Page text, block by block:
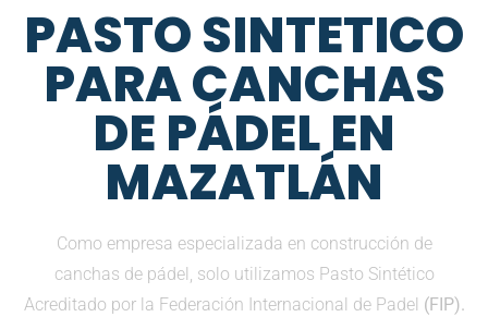
PASTO SINTETICO
PARA CANCHAS
DE PÁDEL EN
MAZATLÁN
Como empresa especializada en construcción de
canchas de pádel, solo utilizamos Pasto Sintético
Acreditado por la Federación Internacional de Padel (FIP).